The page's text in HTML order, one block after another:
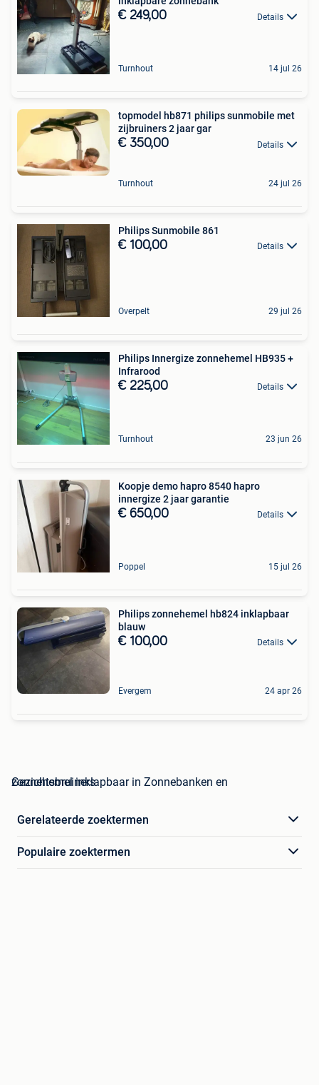
€ 249,00 Details
Turnhout 14 jul 26
topmodel hb871 philips sunmobile met
zijbruiners 2 jaar gar
€ 350,00 Details
Turnhout 24 jul 26
Philips Sunmobile 861
€ 100,00 Details
Overpelt 29 jul 26
Philips Innergize zonnehemel HB935 +
Infrarood
€ 225,00 Details
Turnhout 23 jun 26
Koopje demo hapro 8540 hapro
innergize 2 jaar garantie
€ 650,00 Details
Poppel 15 jul 26
Philips zonnehemel hb824 inklapbaar
blauw
€ 100,00 Details
Evergem 24 apr 26
zonnehemel inklapbaar in Zonnebanken en Gezichtsbruiners
Gerelateerde zoektermen
Populaire zoektermen